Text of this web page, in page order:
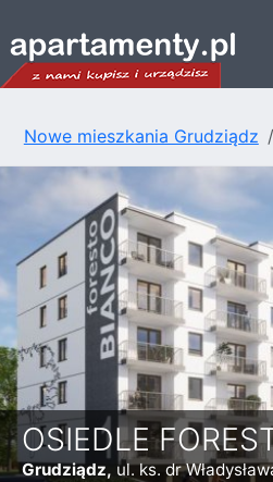
Nowe mieszkania Grudziądz
OSIEDLE
Grudziądz, ul. ks. dr